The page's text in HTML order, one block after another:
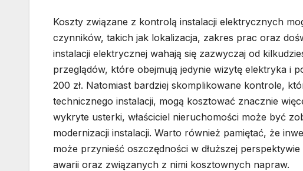
Koszty związane z kontrolą instalacji elektrycznych
czynników, takich jak lokalizacja, zakres prac oraz
instalacji elektrycznej wahają się zazwyczaj od
przeglądów, które obejmują jedynie wizytę elektryka i
200 zł. Natomiast bardziej skomplikowane kontrole,
technicznego instalacji, mogą kosztować znacznie
wykryte usterki, właściciel nieruchomości może być
modernizacji instalacji. Warto również pamiętać, że
może przynieść oszczędności w dłuższej
awarii oraz związanych z nimi kosztownych napraw.